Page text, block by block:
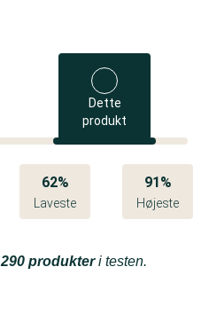
Dette
produkt
62%
Laveste
91%
Højeste
290 produkteri testen.